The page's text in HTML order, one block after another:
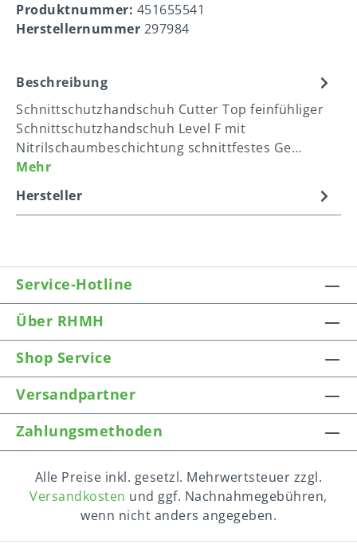
Produktnummer: 451655541
Herstellernummer 297984
Beschreibung
Schnittschutzhandschuh Cutter Top feinfühliger
Schnittschutzhandschuh Level F mit
Nitrilschaumbeschichtung schnittfestes Ge…
Mehr
Hersteller
Service-Hotline
Über RHMH
Shop Service
Versandpartner
Zahlungsmethoden
Alle Preise inkl. gesetzl. Mehrwertsteuer zzgl.
Versandkosten und ggf. Nachnahmegebühren,
wenn nicht anders angegeben.